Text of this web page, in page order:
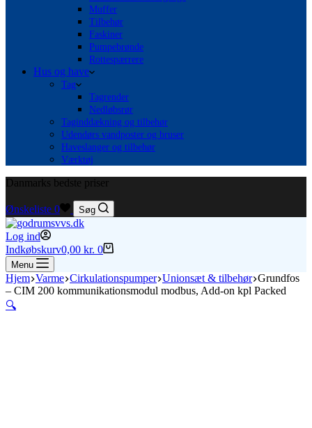
Muffer
Tilbehør
Faskiner
Pumpebrønde
Rottespærrere
Hus og have
Tag
Tagrender
Nedløbsrør
Taginddækning og tilbehør
Udendørs vandposter og bruser
Haveslanger og tilbehør
Værktøj
Danmarks bedste priser
Ønskeliste 0 Søg
Log ind
Indkøbskurv0,00 kr. 0
Menu
Hjem Varme Cirkulationspumper Unionsæt & tilbehør Grundfos
– CIM 200 kommunikationsmodul modbus, Add-on kpl Packed
🔍